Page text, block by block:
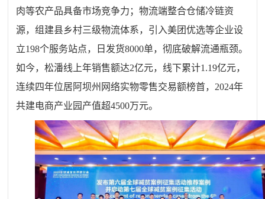
肉等农产品具备市场竞争力；物流端整合仓储冷链资
源，组建县乡村三级物流体系，引入美团优选等企业设
立198个服务站点，日发货8000单，彻底破解流通瓶颈。
如今，松潘线上年销售额达2亿元，线下累计1.19亿元，
连续四年位居阿坝州网络实物零售交易额榜首，2024年
共建电商产业园产值超4500万元。